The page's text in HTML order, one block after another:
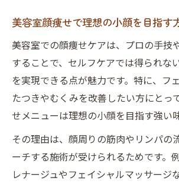
美容室顔痩せで理想の小顔を目指す
美容室での顔痩せケアは、プロの手技
することで、セルフケアでは得られな
を実現できる点が魅力です。特に、フ
たつきやむくみを改善したい方にとっ
せメニューは理想の小顔を目指す強い
その理由は、顔周りの筋肉やリンパの
ーチする施術が受けられるためです。
レナージュやフェイシャルマッサージ